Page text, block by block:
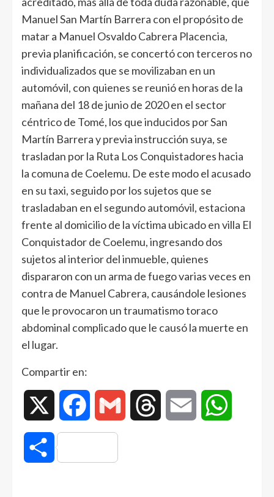
Manuel San Martín Barrera con el propósito de
matar a Manuel Osvaldo Cabrera Placencia,
previa planificación, se concertó con terceros no
individualizados que se movilizaban en un
automóvil, con quienes se reunió en horas de la
mañana del 18 de junio de 2020 en el sector
céntrico de Tomé, los que inducidos por San
Martín Barrera y previa instrucción suya, se
trasladan por la Ruta Los Conquistadores hacia
la comuna de Coelemu. De este modo el acusado
en su taxi, seguido por los sujetos que se
trasladaban en el segundo automóvil, estaciona
frente al domicilio de la víctima ubicado en villa El
Conquistador de Coelemu, ingresando dos
sujetos al interior del inmueble, quienes
dispararon con un arma de fuego varias veces en
contra de Manuel Cabrera, causándole lesiones
que le provocaron un traumatismo toraco
abdominal complicado que le causó la muerte en
el lugar.
Compartir en:
Facebook Gmail Threads Email
Compartir